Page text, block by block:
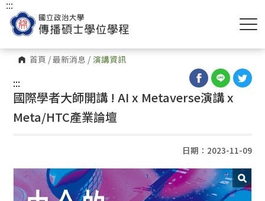
首頁 /最新消息 / 演講資訊
:::
:::
國際學者大師開講 ! AI x Metaverse演講 x
Meta/HTC產業論壇
日期：2023-11-09